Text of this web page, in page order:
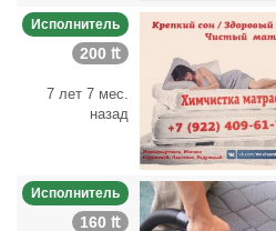
Исполнитель
200 ₶
7 лет 7 мес.
назад
Исполнитель
160 ₶